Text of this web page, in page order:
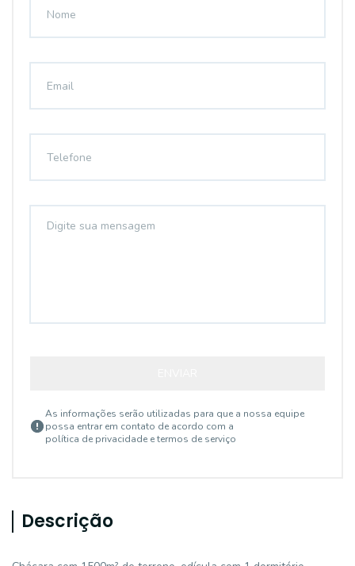
As informações serão utilizadas para que a nossa equipe
possa entrar em contato de acordo com a
política de privacidade e termos de serviço
Descrição